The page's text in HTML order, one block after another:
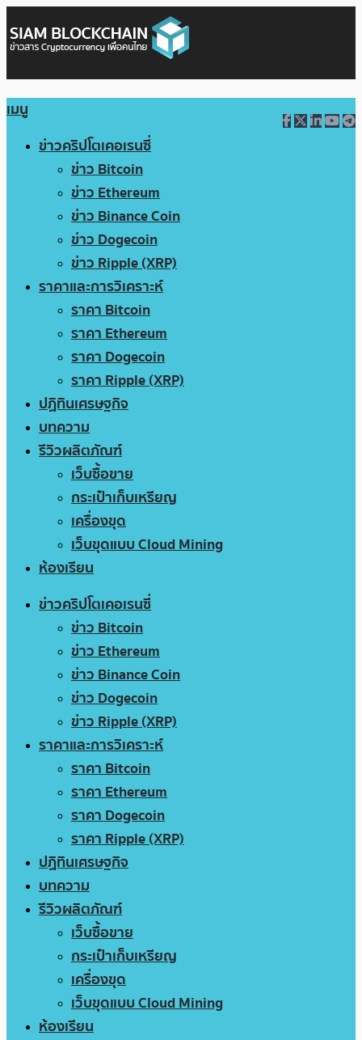
เมนู
ข่าวคริปโตเคอเรนซี่
ข่าว Bitcoin
ข่าว Ethereum
ข่าว Binance Coin
ข่าว Dogecoin
ข่าว Ripple (XRP)
ราคาและการวิเคราะห์
ราคา Bitcoin
ราคา Ethereum
ราคา Dogecoin
ราคา Ripple (XRP)
ปฏิทินเศรษฐกิจ
บทความ
รีวิวผลิตภัณฑ์
เว็บซื้อขาย
กระเป๋าเก็บเหรียญ
เครื่องขุด
เว็บขุดแบบ Cloud Mining
ห้องเรียน
ข่าวคริปโตเคอเรนซี่
ข่าว Bitcoin
ข่าว Ethereum
ข่าว Binance Coin
ข่าว Dogecoin
ข่าว Ripple (XRP)
ราคาและการวิเคราะห์
ราคา Bitcoin
ราคา Ethereum
ราคา Dogecoin
ราคา Ripple (XRP)
ปฏิทินเศรษฐกิจ
บทความ
รีวิวผลิตภัณฑ์
เว็บซื้อขาย
กระเป๋าเก็บเหรียญ
เครื่องขุด
เว็บขุดแบบ Cloud Mining
ห้องเรียน